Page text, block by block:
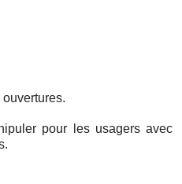
pour les usagers avec